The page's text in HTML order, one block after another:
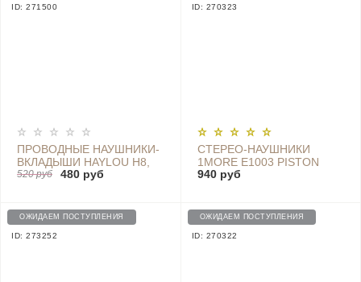
ID: 271500
ПРОВОДНЫЕ НАУШНИКИ-
ВКЛАДЫШИ HAYLOU H8,
BLACK
520 руб 480 руб
ID: 270323
СТЕРЕО-НАУШНИКИ
1MORE E1003 PISTON
CLASSIC IN-EAR
940 руб
ОЖИДАЕМ ПОСТУПЛЕНИЯ
ID: 273252
ОЖИДАЕМ ПОСТУПЛЕНИЯ
ID: 270322